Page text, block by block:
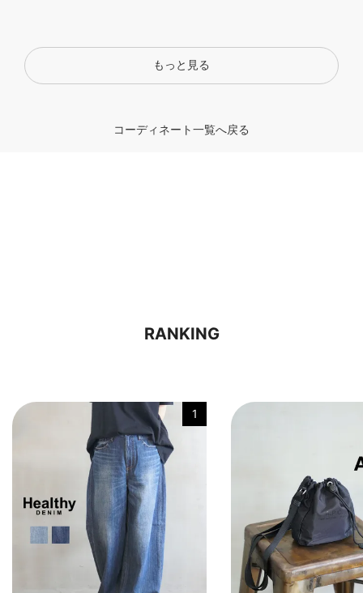
もっと見る
コーディネート一覧へ戻る
RANKING
1